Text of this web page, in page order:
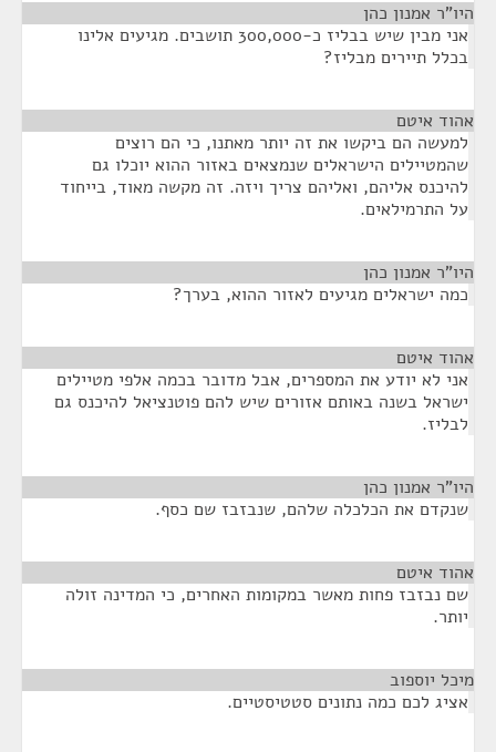
היו"ר אמנון כהן
אני מבין שיש בבליז כ-300,000 תושבים. מגיעים אלינו
בכלל תיירים מבליז?
אהוד איטם
למעשה הם ביקשו את זה יותר מאתנו, כי הם רוצים
שהמטיילים הישראלים שנמצאים באזור ההוא יוכלו גם
להיכנס אליהם, ואליהם צריך ויזה. זה מקשה מאוד, בייחוד
על התרמילאים.
היו"ר אמנון כהן
כמה ישראלים מגיעים לאזור ההוא, בערך?
אהוד איטם
אני לא יודע את המספרים, אבל מדובר בכמה אלפי מטיילים
ישראל בשנה באותם אזורים שיש להם פוטנציאל להיכנס גם
לבליז.
היו"ר אמנון כהן
שנקדם את הכלכלה שלהם, שנבזבז שם כסף.
אהוד איטם
שם נבזבז פחות מאשר במקומות האחרים, כי המדינה זולה
יותר.
מיכל יוספוב
אציג לכם כמה נתונים סטטיסטיים.